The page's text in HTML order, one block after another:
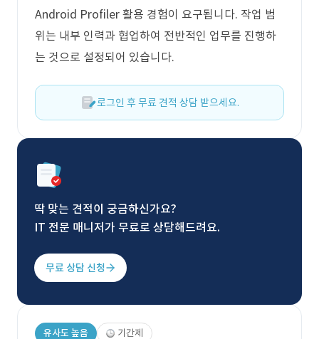
Android Profiler 활용 경험이 요구됩니다. 작업 범
위는 내부 인력과 협업하여 전반적인 업무를 진행하
는 것으로 설정되어 있습니다.
로그인 후 무료 견적 상담 받으세요.
딱 맞는 견적이 궁금하신가요?
IT 전문 매니저가 무료로 상담해드려요.
무료 상담 신청
유사도 높음 기간제